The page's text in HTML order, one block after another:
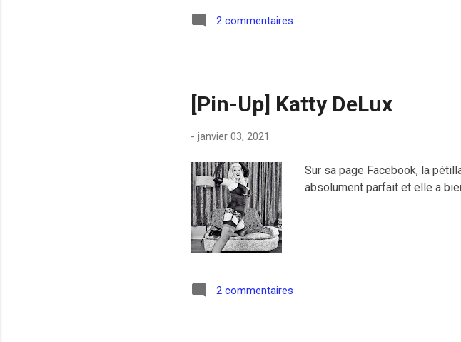
2 commentaires
[Pin-Up] Katty DeLux
- janvier 03, 2021
Sur sa page Facebook, la
absolument parfait et elle a
2 commentaires